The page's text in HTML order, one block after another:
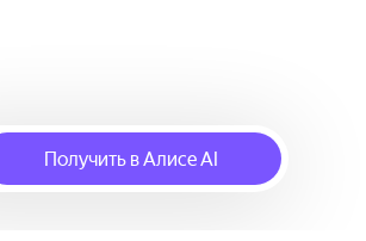
Получить в Алисе AI